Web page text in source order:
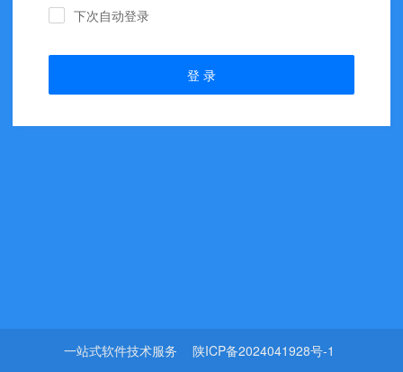
下次自动登录
登 录
一站式软件技术服务 陕ICP备2024041928号-1